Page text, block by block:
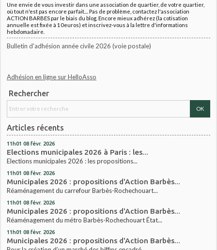
Une envie de vous investir dans une association de quartier, de votre quartier,
où tout n'est pas encore parfait.... Pas de problème, contactez l'association
ACTION BARBES par le biais du blog. Encore mieux adhérez (la cotisation
annuelle est fixée à 10euros) et inscrivez-vous à la lettre d'informations
hebdomadaire.
Bulletin d'adhésion année civile 2026 (voie postale)
Adhésion en ligne sur HelloAsso
Rechercher
Articles récents
11h01 08 févr. 2026
Elections municipales 2026 à Paris : les...
Elections municipales 2026 : les propositions...
11h01 08 févr. 2026
Municipales 2026 : propositions d'Action Barbès...
Réaménagement du carrefour Barbès-Rochechouart...
11h01 08 févr. 2026
Municipales 2026 : propositions d'Action Barbès...
Réaménagement du métro Barbès-Rochechouart État...
11h01 08 févr. 2026
Municipales 2026 : propositions d'Action Barbès...